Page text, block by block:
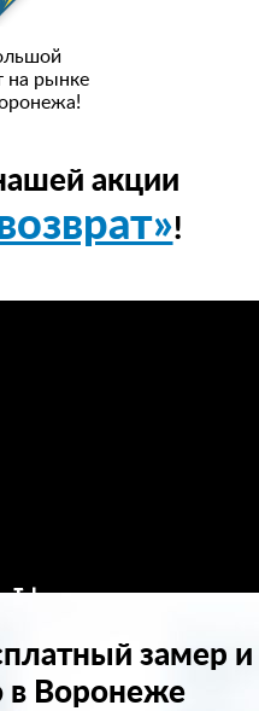
на рынке
акции
!
замер и
в Воронеже